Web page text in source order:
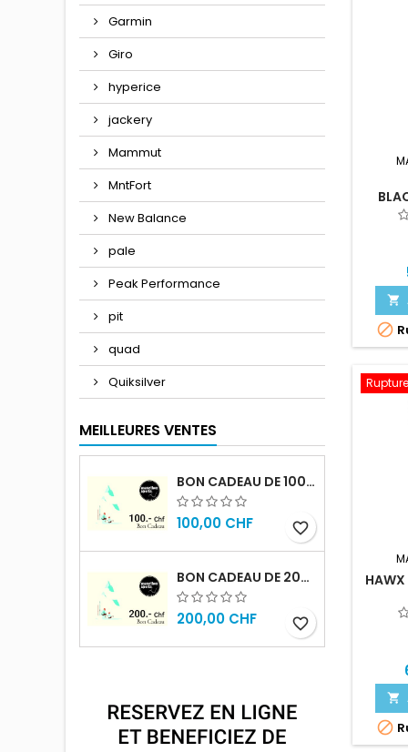
Garmin
Giro
hyperice
jackery
Mammut
MntFort
New Balance
pale
Peak Performance
pit
quad
Quiksilver
MEILLEURES VENTES
BON CADEAU DE 100.- CHF
100,00 CHF favorite_border
BON CADEAU DE 200.- CHF
200,00 CHF favorite_border


HAWX

